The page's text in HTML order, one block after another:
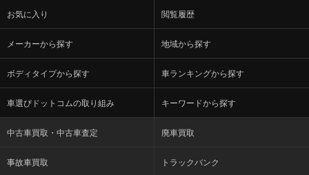
お気に入り 閲覧履歴
メーカーから探す 地域から探す
ボディタイプから探す 車ランキングから探す
車選びドットコムの取り組み キーワードから探す
中古車買取・中古車査定 廃車買取
事故車買取 トラックバンク